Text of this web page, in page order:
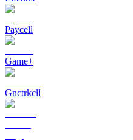
Paycell
Game+
Gnctrkcll